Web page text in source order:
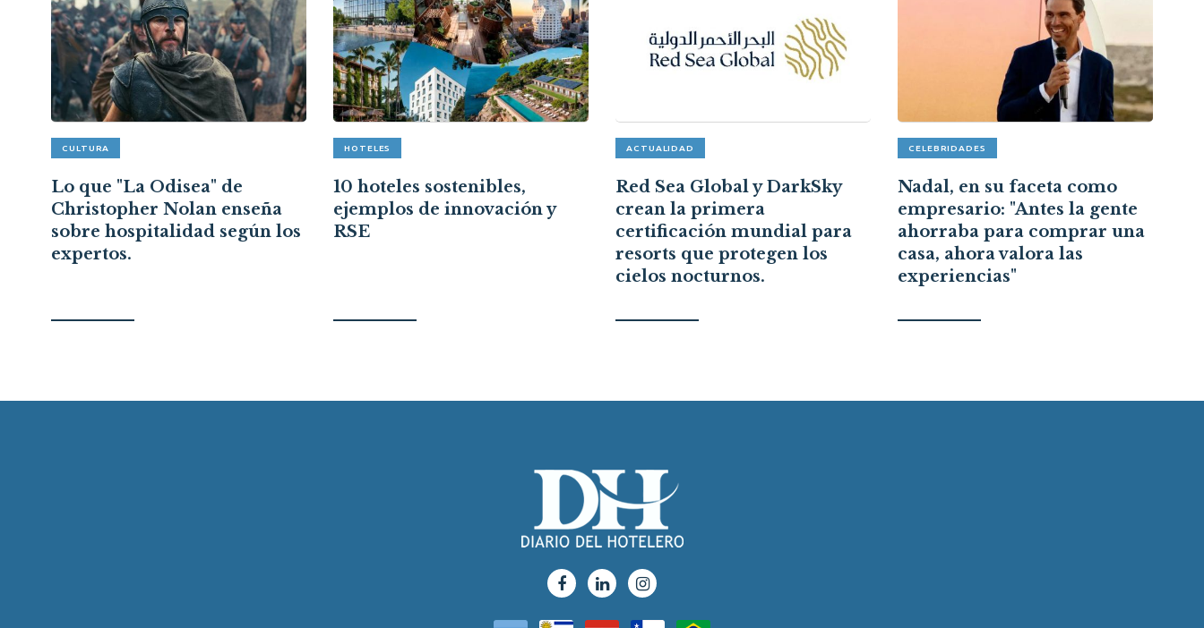
CULTURA
Lo que "La Odisea" de
Christopher Nolan enseña
sobre hospitalidad según los
expertos.
HOTELES
10 hoteles sostenibles,
ejemplos de innovación y
RSE
ACTUALIDAD
Red Sea Global y DarkSky
crean la primera
certificación mundial para
resorts que protegen los
cielos nocturnos.
CELEBRIDADES
Nadal, en su faceta como
empresario: "Antes la gente
ahorraba para comprar una
casa, ahora valora las
experiencias"